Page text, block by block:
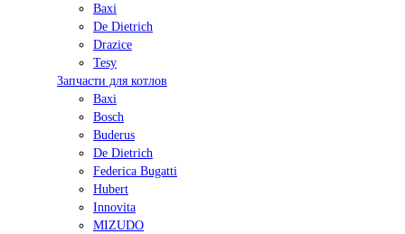
Baxi
De Dietrich
Drazice
Tesy
Запчасти для котлов
Baxi
Bosch
Buderus
De Dietrich
Federica Bugatti
Hubert
Innovita
MIZUDO